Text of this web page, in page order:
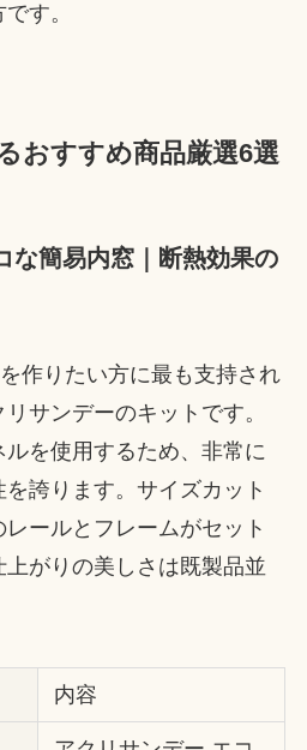
す。
おすすめ商品厳選6選
な簡易内窓｜断熱効果の
作りたい方に最も支持され
サンデーのキットです。
を使用するため、非常に
誇ります。サイズカット
ールとフレームがセット
がりの美しさは既製品並
内容